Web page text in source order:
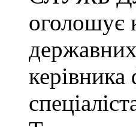
оголошує
державних
керівника